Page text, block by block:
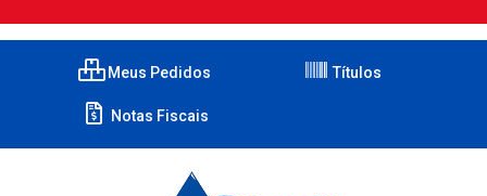
Meus Pedidos Títulos
Notas Fiscais